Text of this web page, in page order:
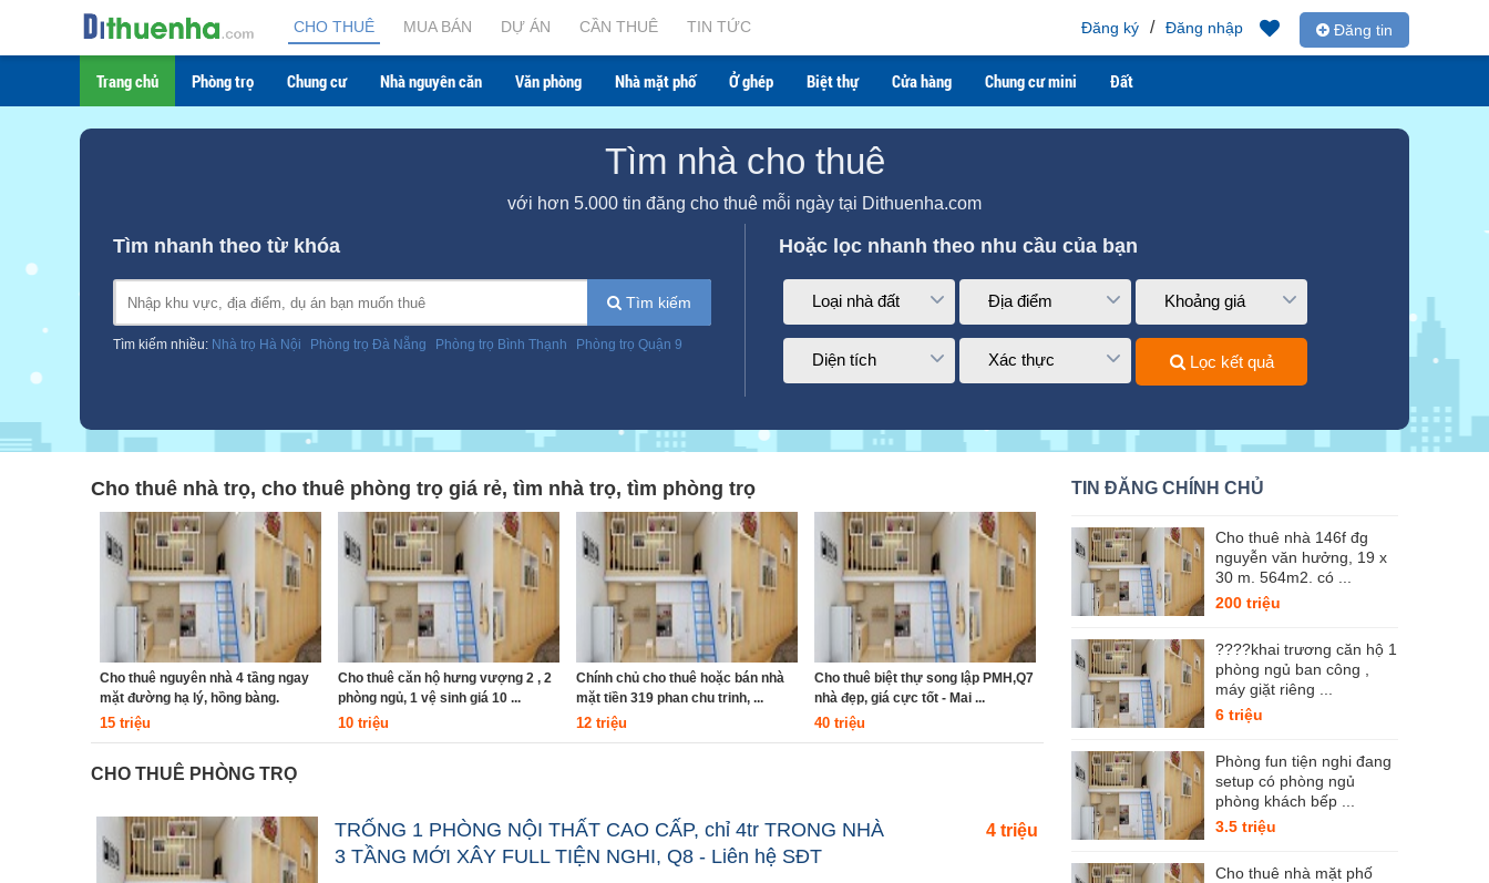
CHO THUÊ MUA BÁN DỰ ÁN CẦN THUÊ TIN TỨC Đăng tin
Đăng nhập
/
Đăng ký
Trang chủ Phòng trọ Chung cư Nhà nguyên căn Văn phòng Nhà mặt phố Ở ghép Biệt thự Cửa hàng Chung cư mini Đất
Tìm nhà cho thuê
với hơn 5.000 tin đăng cho thuê mỗi ngày tại Dithuenha.com
Tìm nhanh theo từ khóa
Tìm kiếm
Tìm kiếm nhiều: Nhà trọ Hà Nội Phòng trọ Đà Nẵng Phòng trọ Bình Thạnh Phòng trọ Quận 9
Hoặc lọc nhanh theo nhu cầu của bạn
Loại nhà đất Địa điểm Khoảng giá
Diện tích Xác thực Lọc kết quả
Cho thuê nhà trọ, cho thuê phòng trọ giá rẻ, tìm nhà trọ, tìm phòng trọ
Cho thuê nguyên nhà 4 tầng ngay
mặt đường hạ lý, hồng bàng.
15 triệu
Cho thuê căn hộ hưng vượng 2 , 2
phòng ngủ, 1 vệ sinh giá 10 ...
10 triệu
Chính chủ cho thuê hoặc bán nhà
mặt tiền 319 phan chu trinh, ...
12 triệu
Cho thuê biệt thự song lập PMH,Q7
nhà đẹp, giá cực tốt - Mai ...
40 triệu
CHO THUÊ PHÒNG TRỌ
4 triệu
TRỐNG 1 PHÒNG NỘI THẤT CAO CẤP, chỉ 4tr TRONG NHÀ
3 TẦNG MỚI XÂY FULL TIỆN NGHI, Q8 - Liên hệ SĐT
TIN ĐĂNG CHÍNH CHỦ
Cho thuê nhà 146f đg
nguyễn văn hưởng, 19 x
30 m. 564m2. có ...
200 triệu
????khai trương căn hộ 1
phòng ngủ ban công ,
máy giặt riêng ...
6 triệu
Phòng fun tiện nghi đang
setup có phòng ngủ
phòng khách bếp ...
3.5 triệu
Cho thuê nhà mặt phố